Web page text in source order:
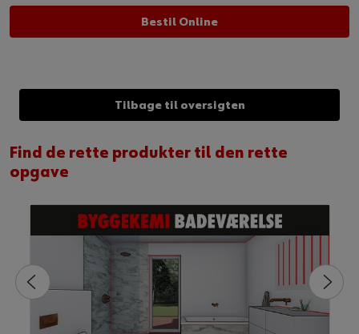
Bestil Online
Tilbage til oversigten
Find de rette produkter til den rette
opgave